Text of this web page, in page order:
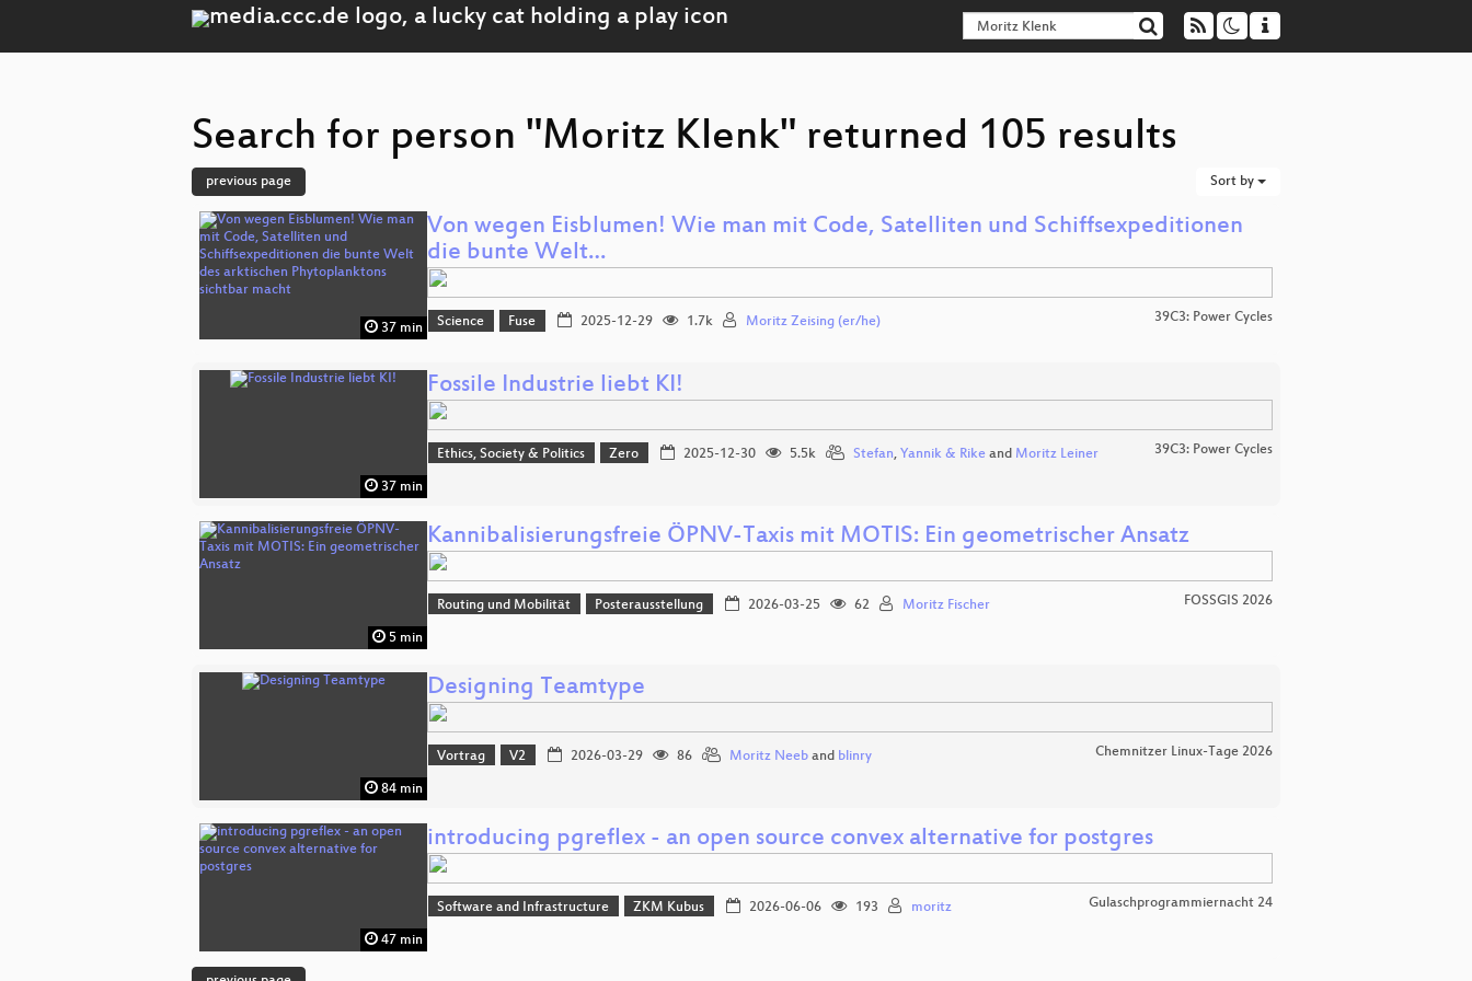
Search for person "Moritz Klenk" returned 105 results
previous page Sort by
37 min
Von wegen Eisblumen! Wie man mit Code, Satelliten und Schiffsexpeditionen
die bunte Welt…
Science Fuse 2025-12-29 1.7k Moritz Zeising (er/he) 39C3: Power Cycles
37 min
Fossile Industrie liebt KI!
Ethics, Society & Politics Zero 2025-12-30 5.5k Stefan, Yannik & Rikeand Moritz Leiner 39C3: Power Cycles
5 min
Kannibalisierungsfreie ÖPNV-Taxis mit MOTIS: Ein geometrischer Ansatz
Routing und Mobilität Posterausstellung 2026-03-25 62 Moritz Fischer FOSSGIS 2026
84 min
Designing Teamtype
Vortrag V2 2026-03-29 86 Moritz Neeband blinry Chemnitzer Linux-Tage 2026
47 min
introducing pgreflex - an open source convex alternative for postgres
Software and Infrastructure ZKM Kubus 2026-06-06 193 moritz Gulaschprogrammiernacht 24